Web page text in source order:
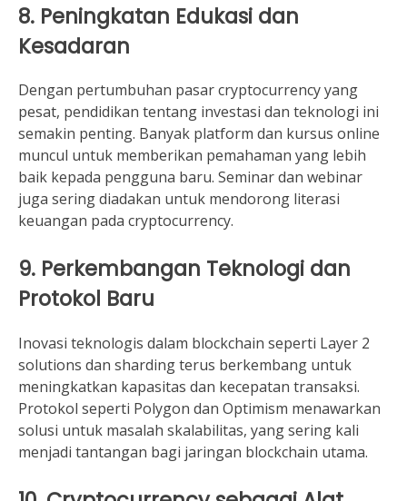
8. Peningkatan Edukasi dan
Kesadaran
Dengan pertumbuhan pasar cryptocurrency yang
pesat, pendidikan tentang investasi dan teknologi ini
semakin penting. Banyak platform dan kursus online
muncul untuk memberikan pemahaman yang lebih
baik kepada pengguna baru. Seminar dan webinar
juga sering diadakan untuk mendorong literasi
keuangan pada cryptocurrency.
9. Perkembangan Teknologi dan
Protokol Baru
Inovasi teknologis dalam blockchain seperti Layer 2
solutions dan sharding terus berkembang untuk
meningkatkan kapasitas dan kecepatan transaksi.
Protokol seperti Polygon dan Optimism menawarkan
solusi untuk masalah skalabilitas, yang sering kali
menjadi tantangan bagi jaringan blockchain utama.